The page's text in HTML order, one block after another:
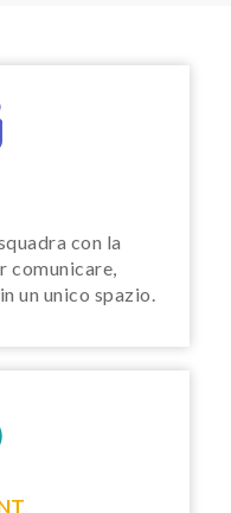
con la
comunicare,
un unico spazio.